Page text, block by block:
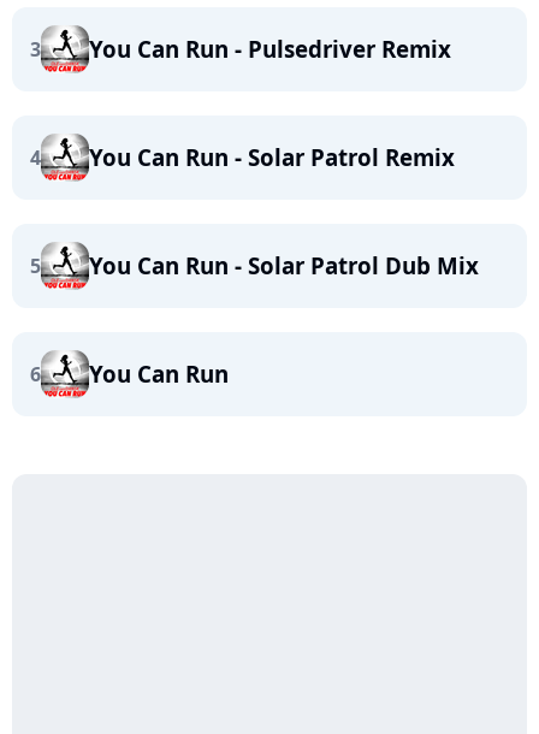
3 You Can Run - Pulsedriver Remix
4 You Can Run - Solar Patrol Remix
5 You Can Run - Solar Patrol Dub Mix
6 You Can Run